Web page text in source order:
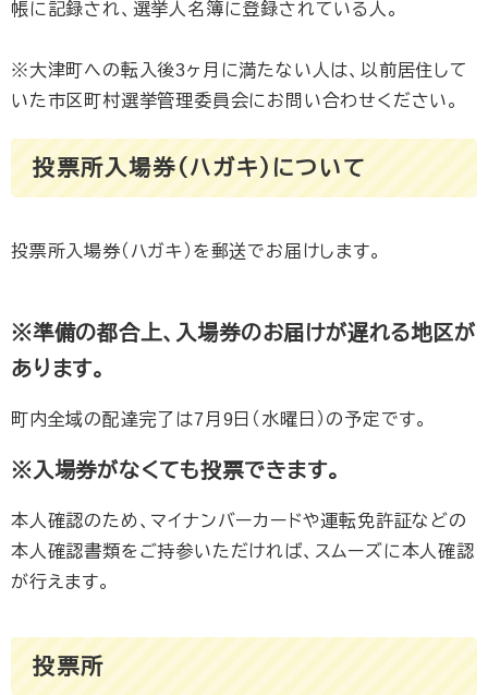
帳に記録され、選挙人名簿に登録されている人。
※大津町への転入後3ヶ月に満たない人は、以前居住して
いた市区町村選挙管理委員会にお問い合わせください。
投票所入場券（ハガキ）について
投票所入場券（ハガキ）を郵送でお届けします。
※準備の都合上、入場券のお届けが遅れる地区が
あります。
町内全域の配達完了は7月9日（水曜日）の予定です。
※入場券がなくても投票できます。
本人確認のため、マイナンバーカードや運転免許証などの
本人確認書類をご持参いただければ、スムーズに本人確認
が行えます。
投票所